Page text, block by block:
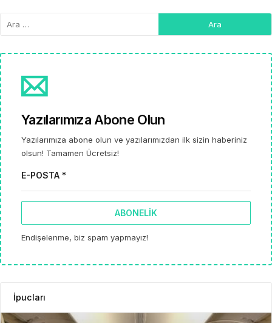
Yazılarımıza Abone Olun
Yazılarımıza abone olun ve yazılarımızdan ilk sizin haberiniz
olsun! Tamamen Ücretsiz!
E-POSTA *
ABONELIK
Endişelenme, biz spam yapmayız!
İpucları